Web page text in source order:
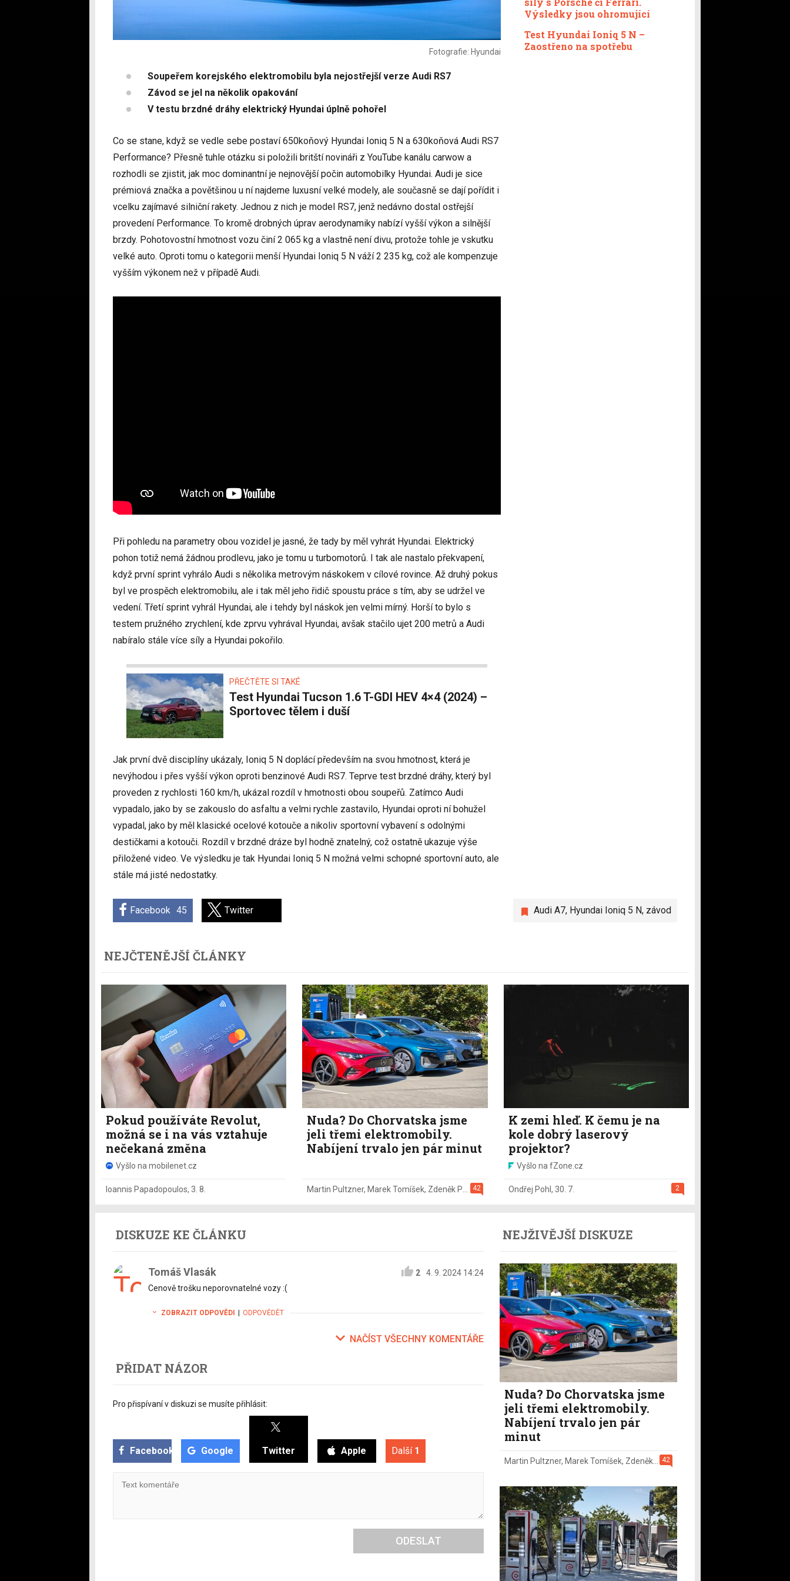
Fotografie: Hyundai
Soupeřem korejského elektromobilu byla nejostřejší verze Audi RS7
Závod se jel na několik opakování
V testu brzdné dráhy elektrický Hyundai úplně pohořel
Co se stane, když se vedle sebe postaví 650koňový Hyundai Ioniq 5 N a 630koňová Audi RS7
Performance? Přesně tuhle otázku si položili britští novináři z YouTube kanálu carwow a
rozhodli se zjistit, jak moc dominantní je nejnovější počin automobilky Hyundai. Audi je sice
prémiová značka a povětšinou u ní najdeme luxusní velké modely, ale současně se dají pořídit i
vcelku zajímavé silniční rakety. Jednou z nich je model RS7, jenž nedávno dostal ostřejší
provedení Performance. To kromě drobných úprav aerodynamiky nabízí vyšší výkon a silnější
brzdy. Pohotovostní hmotnost vozu činí 2 065 kg a vlastně není divu, protože tohle je vskutku
velké auto. Oproti tomu o kategorii menší Hyundai Ioniq 5 N váží 2 235 kg, což ale kompenzuje
vyšším výkonem než v případě Audi.
Při pohledu na parametry obou vozidel je jasné, že tady by měl vyhrát Hyundai. Elektrický
pohon totiž nemá žádnou prodlevu, jako je tomu u turbomotorů. I tak ale nastalo překvapení,
když první sprint vyhrálo Audi s několika metrovým náskokem v cílové rovince. Až druhý pokus
byl ve prospěch elektromobilu, ale i tak měl jeho řidič spoustu práce s tím, aby se udržel ve
vedení. Třetí sprint vyhrál Hyundai, ale i tehdy byl náskok jen velmi mírný. Horší to bylo s
testem pružného zrychlení, kde zprvu vyhrával Hyundai, avšak stačilo ujet 200 metrů a Audi
nabíralo stále více síly a Hyundai pokořilo.
PŘEČTĚTE SI TAKÉ
Test Hyundai Tucson 1.6 T-GDI HEV 4×4 (2024) –
Sportovec tělem i duší
Jak první dvě disciplíny ukázaly, Ioniq 5 N doplácí především na svou hmotnost, která je
nevýhodou i přes vyšší výkon oproti benzinové Audi RS7. Teprve test brzdné dráhy, který byl
proveden z rychlosti 160 km/h, ukázal rozdíl v hmotnosti obou soupeřů. Zatímco Audi
vypadalo, jako by se zakouslo do asfaltu a velmi rychle zastavilo, Hyundai oproti ní bohužel
vypadal, jako by měl klasické ocelové kotouče a nikoliv sportovní vybavení s odolnými
destičkami a kotouči. Rozdíl v brzdné dráze byl hodně znatelný, což ostatně ukazuje výše
přiložené video. Ve výsledku je tak Hyundai Ioniq 5 N možná velmi schopné sportovní auto, ale
stále má jisté nedostatky.
Audi A7, Hyundai Ioniq 5 N, závod
Facebook 45 Twitter
Výsledky jsou ohromující
Test Hyundai Ioniq 5 N –
Zaostřeno na spotřebu
NEJČTENĚJŠÍ ČLÁNKY
Pokud používáte Revolut,
možná se i na vás vztahuje
nečekaná změna
Vyšlo na mobilenet.cz
Ioannis Papadopoulos, 3. 8.
Nuda? Do Chorvatska jsme
jeli třemi elektromobily.
Nabíjení trvalo jen pár minut
42
Martin Pultzner, Marek Tomíšek, Zdeněk Pečený
K zemi hleď. K čemu je na
kole dobrý laserový
projektor?
Vyšlo na fZone.cz
2
Ondřej Pohl , 30. 7.
DISKUZE KE ČLÁNKU
Tomáš Vlasák 2
4. 9. 2024 14:24
Cenově trošku neporovnatelné vozy :(
ZOBRAZIT ODPOVĚDI ODPOVĚDĚT
NAČÍST VŠECHNY KOMENTÁŘE
PŘIDAT NÁZOR
Pro přispívaní v diskuzi se musíte přihlásit:
Facebook Google Twitter Apple Další 1
ODESLAT
NEJŽIVĚJŠÍ DISKUZE
Nuda? Do Chorvatska jsme
jeli třemi elektromobily.
Nabíjení trvalo jen pár
minut
42
Martin Pultzner, Marek Tomíšek, Zdeněk Pečený